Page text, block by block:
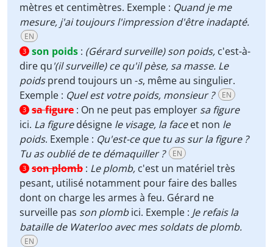
mètres et centimètres. Exemple : Quand je me
mesure, j'ai toujours l'impression d'être inadapté.
EN
3 son poids : (Gérard surveille) son poids, c'est-à-
dire qu'(il surveille) ce qu'il pèse, sa masse. Le
poidsprend toujours un -s, même au singulier.
Exemple : Quel est votre poids, monsieur ? EN
3 sa figure : On ne peut pas employer sa figure
ici. La figuredésigne le visage, la faceet non le
poids. Exemple : Qu'est-ce que tu as sur la figure ?
Tu as oublié de te démaquiller ?
EN
3 son plomb : Le plomb, c'est un matériel très
pesant, utilisé notamment pour faire des balles
dont on charge les armes à feu. Gérard ne
surveille pas son plombici. Exemple : Je refais la
bataille de Waterloo avec mes soldats de plomb.
EN